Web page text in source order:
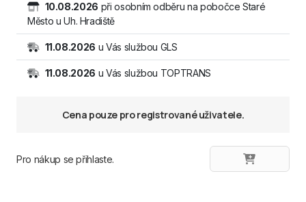
10.08.2026 při osobním odběru na pobočce Staré
Město u Uh. Hradiště
11.08.2026 u Vás službou GLS
11.08.2026 u Vás službou TOPTRANS
Cena pouze pro registrované uživatele.
Pro nákup se přihlaste.